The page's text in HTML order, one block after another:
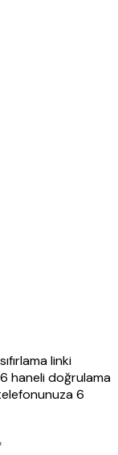
linki
haneli doğrulama
6